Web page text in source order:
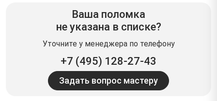
Ваша поломка
не указана в списке?
Уточните у менеджера по телефону
+7 (495) 128-27-43
Задать вопрос мастеру